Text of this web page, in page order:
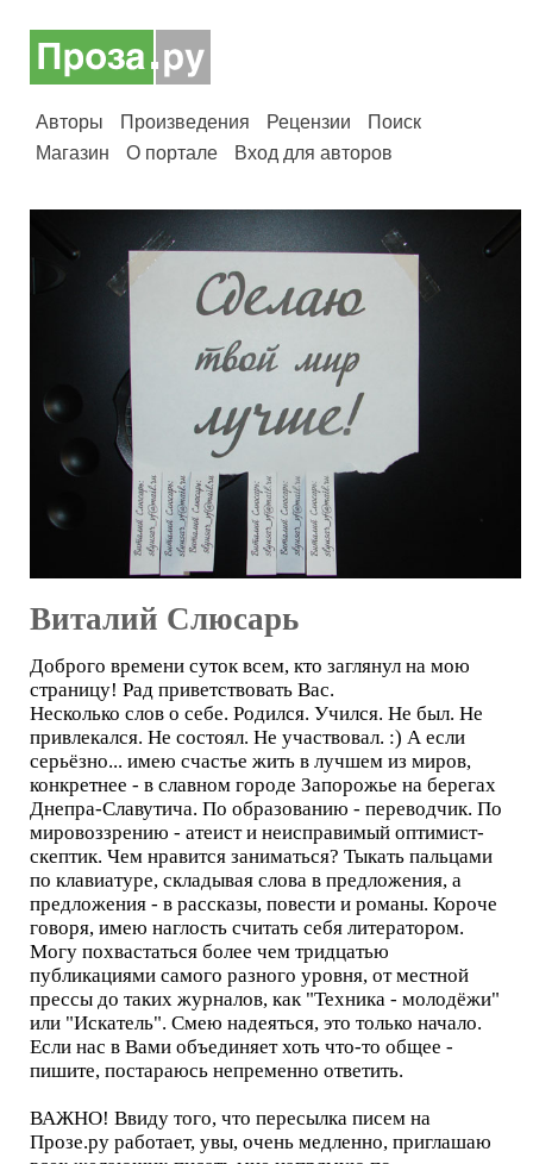
Авторы Произведения Рецензии
Поиск
Магазин
О портале Вход для авторов
Виталий Слюсарь
Доброго времени суток всем, кто заглянул на мою
страницу! Рад приветствовать Вас.
Несколько слов о себе. Родился. Учился. Не был. Не
привлекался. Не состоял. Не участвовал. :) А если
серьёзно... имею счастье жить в лучшем из миров,
конкретнее - в славном городе Запорожье на берегах
Днепра-Славутича. По образованию - переводчик. По
мировоззрению - атеист и неисправимый оптимист-
скептик. Чем нравится заниматься? Тыкать пальцами
по клавиатуре, складывая слова в предложения, а
предложения - в рассказы, повести и романы. Короче
говоря, имею наглость считать себя литератором.
Могу похвастаться более чем тридцатью
публикациями самого разного уровня, от местной
прессы до таких журналов, как "Техника - молодёжи"
или "Искатель". Смею надеяться, это только начало.
Если нас в Вами объединяет хоть что-то общее -
пишите, постараюсь непременно ответить.
ВАЖНО! Ввиду того, что пересылка писем на
Прозе.ру работает, увы, очень медленно, приглашаю